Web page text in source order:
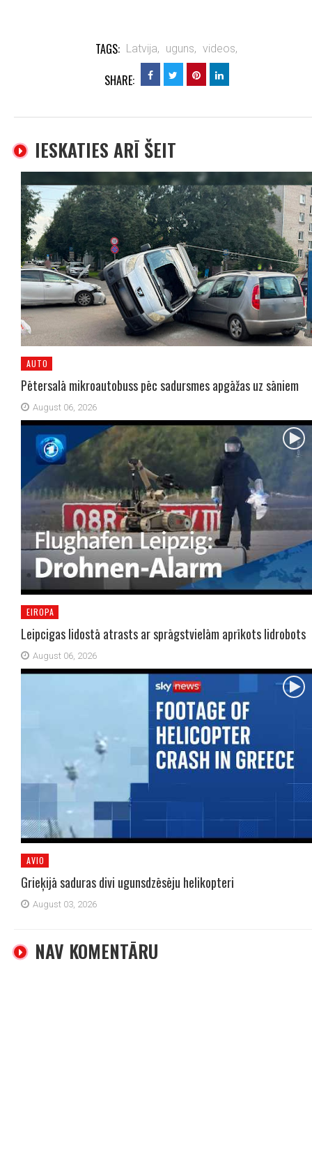
TAGS: Latvija, uguns, videos,
SHARE:
IESKATIES ARĪ ŠEIT
AUTO
Pētersalā mikroautobuss pēc sadursmes apgāžas uz sāniem
August 06, 2026
EIROPA
Leipcigas lidostā atrasts ar sprāgstvielām aprīkots lidrobots
August 06, 2026
AVIO
Grieķijā saduras divi ugunsdzēsēju helikopteri
August 03, 2026
NAV KOMENTĀRU